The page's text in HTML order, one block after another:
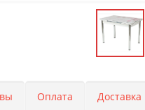
Оплата Доставка